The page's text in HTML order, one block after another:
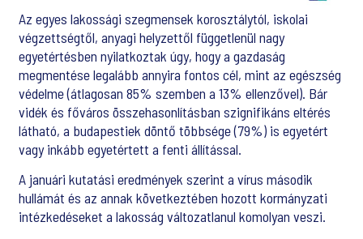
Az egyes lakossági szegmensek korosztálytól, iskolai
végzettségtől, anyagi helyzettől függetlenül nagy
egyetértésben nyilatkoztak úgy, hogy a gazdaság
megmentése legalább annyira fontos cél, mint az egészség
védelme (átlagosan 85% szemben a 13% ellenzővel). Bár
vidék és főváros összehasonlításban szignifikáns eltérés
látható, a budapestiek döntő többsége (79%) is egyetért
vagy inkább egyetértett a fenti állítással.
A januári kutatási eredmények szerint a vírus második
hullámát és az annak következtében hozott kormányzati
intézkedéseket a lakosság változatlanul komolyan veszi.